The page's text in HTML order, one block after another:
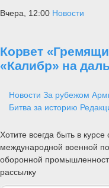
Вчера, 12:00 Новости
Корвет
«Калибр» на
Новости За рубежом
Битва за историю
Хотите всегда быть в
международной военной
оборонной
рассылку